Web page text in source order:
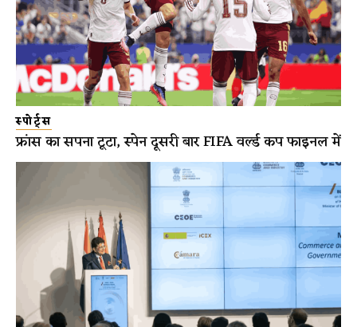
स्पोर्ट्स
फ्रांस का सपना टूटा, स्पेन दूसरी बार FIFA वर्ल्ड कप फाइनल में